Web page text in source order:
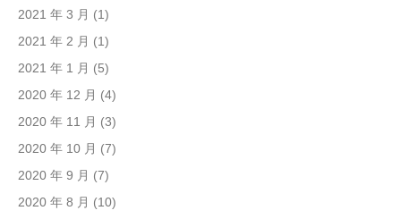
2021 年 3 月 (1)
2021 年 2 月 (1)
2021 年 1 月 (5)
2020 年 12 月 (4)
2020 年 11 月 (3)
2020 年 10 月 (7)
2020 年 9 月 (7)
2020 年 8 月 (10)